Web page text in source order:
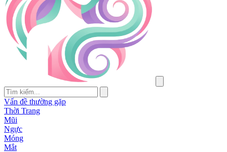
Vấn đề thường gặp
Thời Trang
Mũi
Ngực
Móng
Mắt